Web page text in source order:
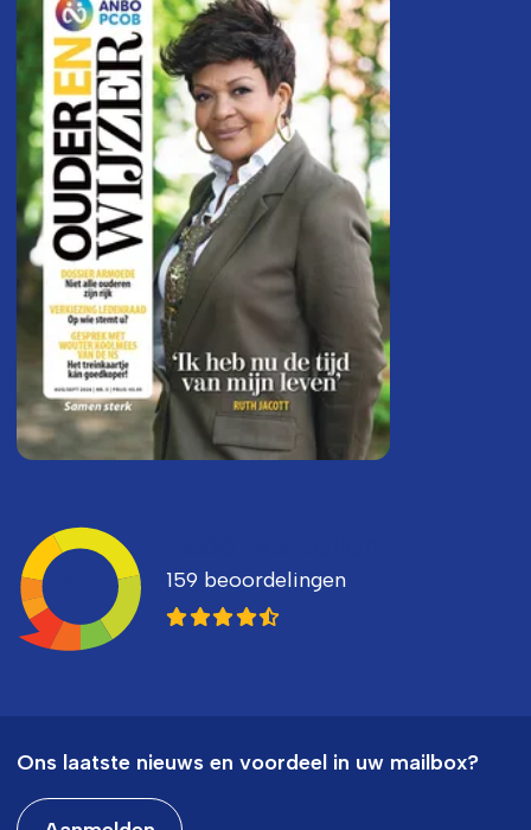
159 beoordelingen
Ons laatste nieuws en voordeel in uw mailbox?